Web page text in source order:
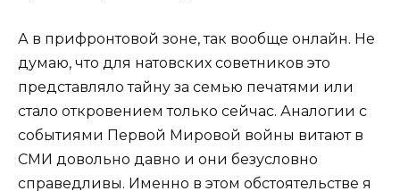
А в прифронтовой зоне, так вообще онлайн. Не
думаю, что для натовских советников это
представляло тайну за семью печатями или
стало откровением только сейчас. Аналогии с
событиями Первой Мировой войны витают в
СМИ довольно давно и они безусловно
справедливы. Именно в этом обстоятельстве я